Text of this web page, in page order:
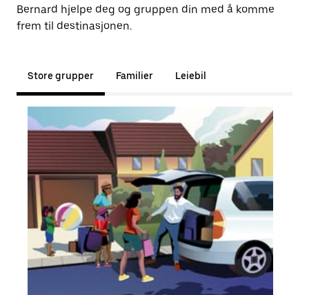
Bernard hjelpe deg og gruppen din med å komme
frem til destinasjonen.
Store grupper Familier Leiebil